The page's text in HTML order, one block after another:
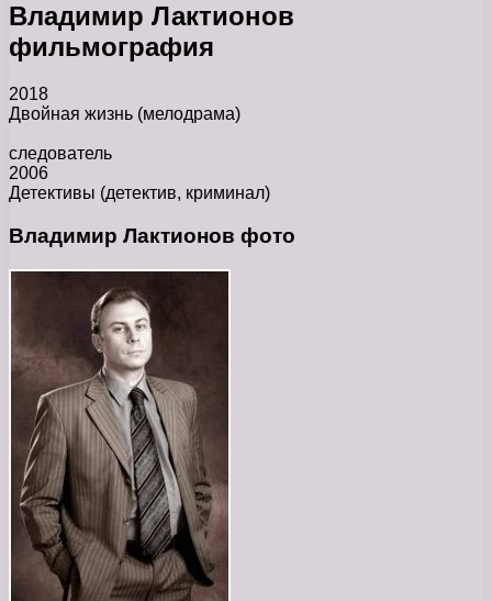
Владимир Лактионов
фильмография
2018
Двойная жизнь (мелодрама)
следователь
2006
Детективы (детектив, криминал)
Владимир Лактионов фото